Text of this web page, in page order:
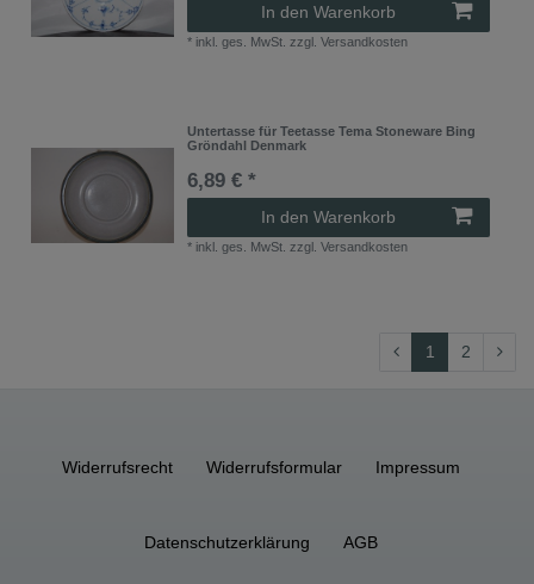
In den Warenkorb
* inkl. ges. MwSt. zzgl.Versandkosten
Untertasse für Teetasse Tema Stoneware Bing
Gröndahl Denmark
6,89 € *
In den Warenkorb
* inkl. ges. MwSt. zzgl.Versandkosten
1 2
Widerrufs­recht Widerrufs­formular Impressum
Daten­schutz­erklärung AGB